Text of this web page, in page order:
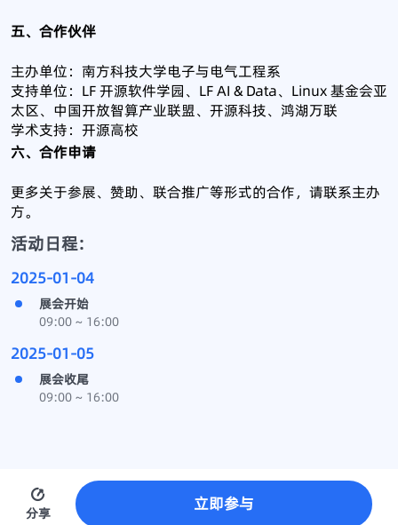
五、合作伙伴
主办单位：南方科技大学电子与电气工程系
支持单位：LF 开源软件学园、LF AI & Data、Linux 基金会亚
太区、中国开放智算产业联盟、开源科技、鸿湖万联
学术支持：开源高校
六、合作申请
更多关于参展、赞助、联合推广等形式的合作，请联系主办
方。
活动日程:
2025-01-04
展会开始
09:00 ~ 16:00
2025-01-05
展会收尾
09:00 ~ 16:00
分享 立即参与